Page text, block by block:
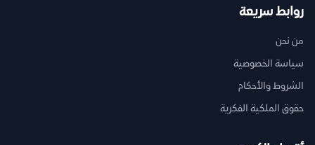
روابط سريعة
من نحن
سياسة الخصوصية
الشروط والأحكام
حقوق الملكية الفكرية